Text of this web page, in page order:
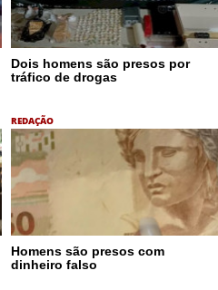
Dois homens são presos por
tráfico de drogas
REDAÇÃO
Homens são presos com
dinheiro falso